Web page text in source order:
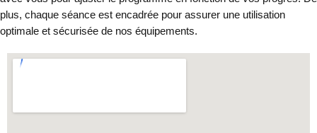
plus, chaque séance est encadrée pour assurer une utilisation
optimale et sécurisée de nos équipements.